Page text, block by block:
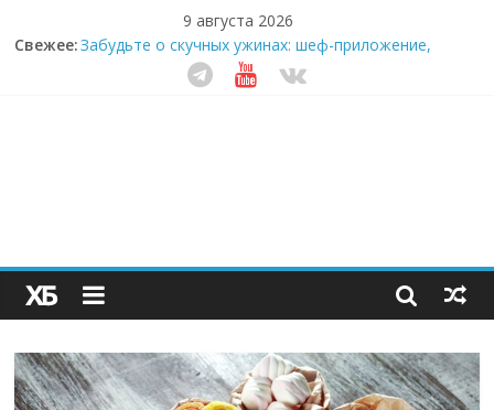
9 августа 2026
Свежее:Забудьте о скучных ужинах: шеф-приложение,
которое видит вашу еду насквозь
Небо зовёт: как бизнес на полётах дронов и
Секрет супергидратации: почему кокосовая вода с
пребиотиками становится главным трендом
здорового питания